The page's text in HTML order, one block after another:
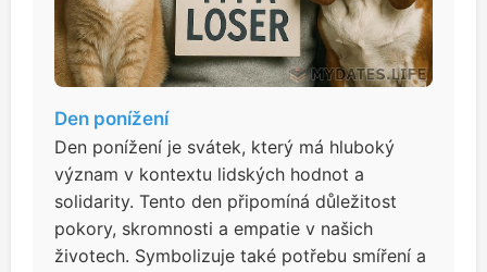
Den ponížení
Den ponížení je svátek, který má hluboký
význam v kontextu lidských hodnot a
solidarity. Tento den připomíná důležitost
pokory, skromnosti a empatie v našich
životech. Symbolizuje také potřebu smíření a